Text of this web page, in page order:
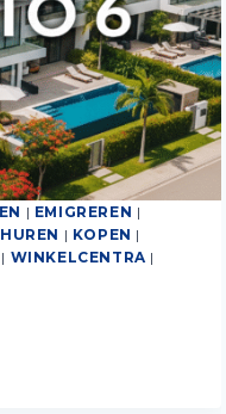
| EMIGREREN |
HUREN | KOPEN |
| WINKELCENTRA |